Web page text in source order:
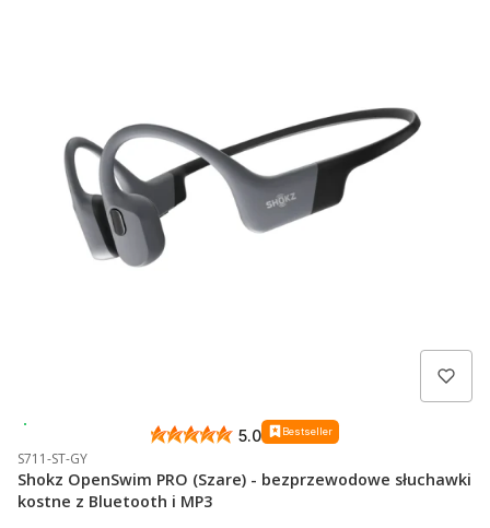
5.0 Bestseller
S711-ST-GY
Shokz OpenSwim PRO (Szare) - bezprzewodowe słuchawki
kostne z Bluetooth i MP3